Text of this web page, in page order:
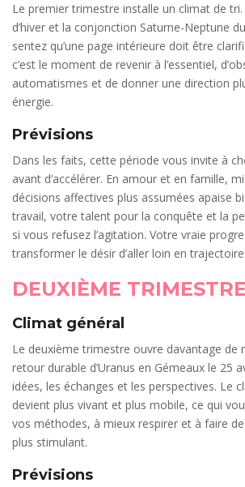
Le premier trimestre installe un climat de tri.
d’hiver et la conjonction Saturne-Neptune
sentez qu’une page intérieure doit être
c’est le moment de revenir à l’essentiel,
automatismes et de donner une direction
énergie.
Prévisions
Dans les faits, cette période vous invite à
avant d’accélérer. En amour et en famille,
décisions affectives plus assumées apaise
travail, votre talent pour la conquête et la
si vous refusez l’agitation. Votre vraie
transformer le désir d’aller loin en
DEUXIÈME TRIMESTRE
Climat général
Le deuxième trimestre ouvre davantage de
retour durable d’Uranus en Gémeaux le 25
idées, les échanges et les perspectives. Le
devient plus vivant et plus mobile, ce qui
vos méthodes, à mieux respirer et à faire
plus stimulant.
Prévisions